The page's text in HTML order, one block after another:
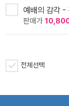
예배의 감각 -
판매가
전체선택